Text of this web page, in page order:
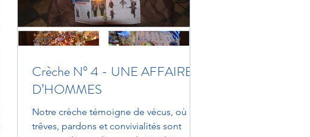
Crèche N° 4 - UNE AFFAIRE
D’HOMMES
Notre crèche témoigne de vécus, où
trêves, pardons et convivialités sont